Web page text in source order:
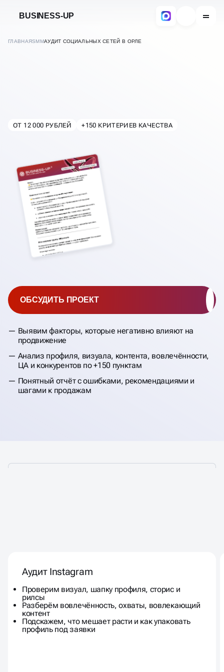
BUSINESS-UP
ГЛАВНАЯSMMАУДИТ СОЦИАЛЬНЫХ СЕТЕЙ В ОРЛЕ
СОЦИАЛЬНЫХ СЕТЕЙ
ОТ 12 000 РУБЛЕЙ +150 КРИТЕРИЕВ КАЧЕСТВА
Выявим факторы, которые негативно влияют на
продвижение
Анализ профиля, визуала, контента, вовлечённости,
ЦА и конкурентов по +150 пунктам
Понятный отчёт с ошибками, рекомендациями и
шагами к продажам
ОБСУДИТЬ ПРОЕКТ
КАЖДОЙ ПЛОЩАДКИ
Аудит Instagram
Проверим визуал, шапку профиля, сторис и
рилсы
Разберём вовлечённость, охваты, вовлекающий
контент
Подскажем, что мешает расти и как упаковать
профиль под заявки